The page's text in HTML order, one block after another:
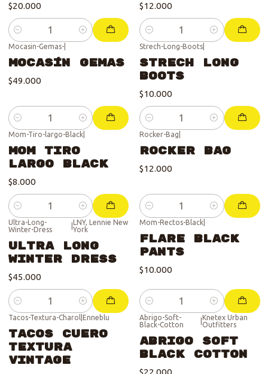
$20.000
Cantidad
$12.000
Cantidad
Mocasin-Gemas-|
Mocasín Gemas
$49.000
Cantidad
Strech-Long-Boots
Strech Long
Boots
$10.000
Cantidad
Mom-Tiro-largo-Black|
Mom Tiro
largo Black
$8.000
Cantidad
Rocker-Bag
Rocker Bag
$12.000
Cantidad
Ultra-Long-
Winter-Dress
| LNY, Lennie New
York
Ultra Long
Winter Dress
$45.000
Cantidad
Mom-Rectos-Black
Flare Black
Pants
$10.000
Cantidad
Tacos-Textura-Charol| Enneblu
Tacos Cuero
Textura
Vintage
Abrigo-Soft-
Black-Cotton
|Knetex Urban
Outfitters
Abrigo Soft
Black Cotton
$22.000